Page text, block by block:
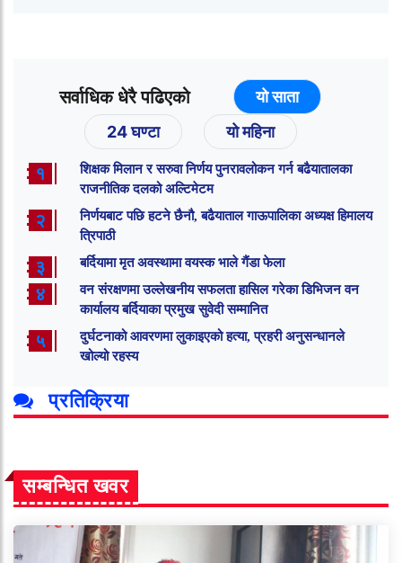
सर्वाधिक धेरै पढिएको
यो साता
24 घण्टा
यो महिना
१
शिक्षक मिलान र सरुवा निर्णय पुनरावलोकन गर्न बढैयातालका
राजनीतिक दलको अल्टिमेटम
२
निर्णयबाट पछि हटने छैनौ, बढैयाताल गाऊपालिका अध्यक्ष हिमालय
त्रिपाठी
३ बर्दियामा मृत अवस्थामा वयस्क भाले गैंडा फेला
४
वन संरक्षणमा उल्लेखनीय सफलता हासिल गरेका डिभिजन वन
कार्यालय बर्दियाका प्रमुख सुवेदी सम्मानित
५
दुर्घटनाको आवरणमा लुकाइएको हत्या, प्रहरी अनुसन्धानले
खोल्यो रहस्य
प्रतिक्रिया
सम्बन्धित खवर